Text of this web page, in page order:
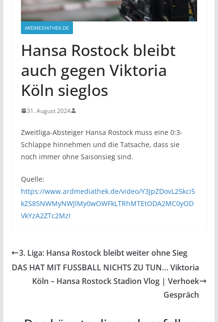
ARDMEDIATHEK.DE
Hansa Rostock bleibt
auch gegen Viktoria
Köln sieglos
31. August 2024
Zweitliga-Absteiger Hansa Rostock muss eine 0:3-
Schlappe hinnehmen und die Tatsache, dass sie
noch immer ohne Saisonsieg sind.
Quelle:
https://www.ardmediathek.de/video/Y3JpZDovL25kci5
kZS85NWMyNWJlMy0wOWFkLTRhMTEtODA2MC0yOD
VkYzA2ZTc2MzI
3. Liga: Hansa Rostock bleibt weiter ohne Sieg
DAS HAT MIT FUSSBALL NICHTS ZU TUN… Viktoria
Köln – Hansa Rostock Stadion Vlog | Verhoek
Gespräch